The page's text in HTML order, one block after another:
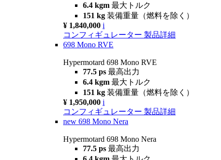
6.4 kgm 最大トルク
151 kg 装備重量（燃料を除く）
¥ 1,840,000 i
コンフィギュレーター 製品詳細
698 Mono RVE
Hypermotard 698 Mono RVE
77.5 ps 最高出力
6.4 kgm 最大トルク
151 kg 装備重量（燃料を除く）
¥ 1,950,000 i
コンフィギュレーター 製品詳細
new 698 Mono Nera
Hypermotard 698 Mono Nera
77.5 ps 最高出力